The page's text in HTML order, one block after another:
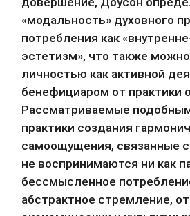
«модальность» духовного
потребления как
эстетизм», что также
личностью как активной
бенефициаром от практики
Рассматриваемые
практики создания
самоощущения, связанные
не воспринимаются ни как
бессмысленное
абстрактное стремление,